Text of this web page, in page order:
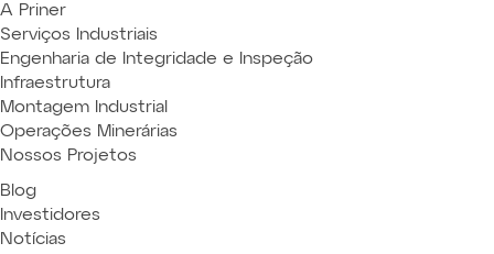
A Priner
Serviços Industriais
Engenharia de Integridade e Inspeção
Infraestrutura
Montagem Industrial
Operações Minerárias
Nossos Projetos
Blog
Investidores
Notícias